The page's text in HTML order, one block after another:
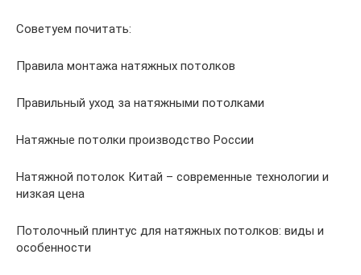
Советуем почитать:
Правила монтажа натяжных потолков
Правильный уход за натяжными потолками
Натяжные потолки производство России
Натяжной потолок Китай – современные технологии и
низкая цена
Потолочный плинтус для натяжных потолков: виды и
особенности